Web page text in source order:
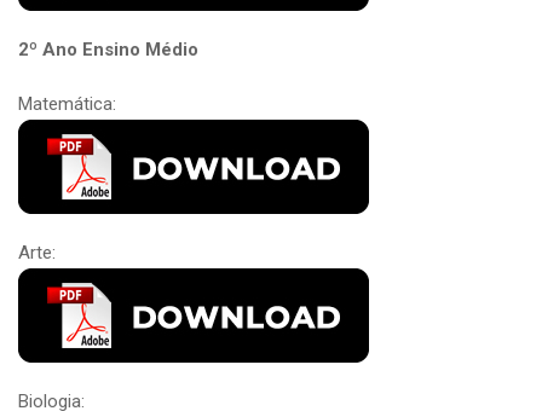
2º Ano Ensino Médio
Matemática:
Arte:
Biologia: